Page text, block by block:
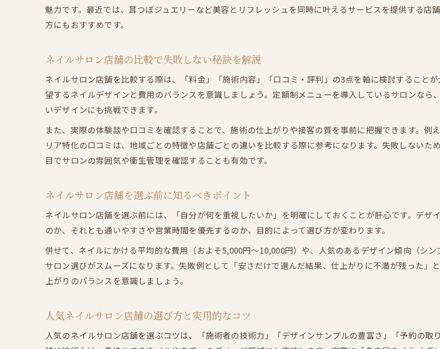
デザイン満足度が高いネイルサロン店舗の特徴を解
ネイルサロン店舗で流行デザインを楽しむポイント
セルフネイルと店舗利用の違いを徹底解説
セルフとネイルサロン店舗利用のコスト比較ポイン
ネイルサロン店舗利用とセルフの持ちや時短メリッ
ネイルサロン店舗とセルフネイルの初期投資比較
ネイルサロン店舗を長く利用するための選び方
ネイルサロン店舗選択時の口コミや評価の活用術
ネイルサロン店舗の営業時間や立地の重要性
ネイルサロン店舗選びで重視したい最新トレンド
魅力です。最近では、耳つぼジュエリーなど美容とリフレッシュを同時に叶えるサービスを提供する店
方にもおすすめです。
ネイルサロン店舗の比較で失敗しない秘訣を解説
ネイルサロン店舗を比較する際は、「料金」「施術内容」「口コミ・評判」の3点を軸に検討すること
望するネイルデザインと費用のバランスを意識しましょう。定額制メニューを導入しているサロンなら
いデザインにも挑戦できます。
また、実際の体験談や口コミを確認することで、施術の仕上がりや接客の質を事前に把握できます。例
リア特化の口コミは、地域ごとの特徴や店舗ごとの違いを比較する際に参考になります。失敗しないた
目でサロンの雰囲気や衛生管理を確認することも有効です。
ネイルサロン店舗を選ぶ前に知るべきポイント
ネイルサロン店舗を選ぶ前には、「自分が何を重視したいか」を明確にしておくことが肝心です。デザ
のか、それとも通いやすさや営業時間を優先するのか、目的によって選び方が変わります。
併せて、ネイルにかける平均的な費用（およそ5,000円〜10,000円）や、人気のあるデザイン傾向（シ
サロン選びがスムーズになります。失敗例として「安さだけで選んだ結果、仕上がりに不満が残った」
上がりのバランスを意識しましょう。
人気ネイルサロン店舗の選び方と実用的なコツ
人気のネイルサロン店舗を選ぶコツは、「施術者の技術力」「デザインサンプルの豊富さ」「予約の取
ご予約はこちら
ご予約はこちら